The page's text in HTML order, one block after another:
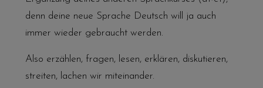
denn deine neue Sprache Deutsch will ja auch
immer wieder gebraucht werden.
Also erzählen, fragen, lesen, erklären, diskutieren,
streiten, lachen wir miteinander.